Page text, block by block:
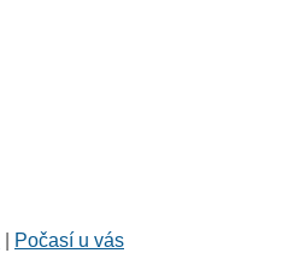
Počasí u vás